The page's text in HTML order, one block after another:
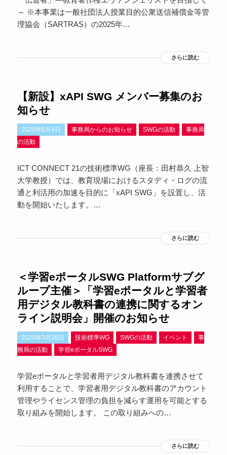
～ ※本事業は一般社団法人授業目的公衆送信補償金等管
理協会（SARTRAS）の2025年…
さらに読む
【新設】xAPI SWG メンバー募集のお
知らせ
2025年6月4日 事務局からのお知らせ SWGの活動
事務局
の活動
ICT CONNECT 21の技術標準WG（座長：田村恭久 上智
大学教授）では、教育現場におけるスタディ・ログの流
通と利活用の加速を目的に「xAPI SWG」を設置し、活
動を開始いたします。…
さらに読む
＜学習eポータルSWG Platformサブグ
ループ主催＞「学習eポータルと学習者
用デジタル教科書の連携に関するオン
ライン説明会」開催のお知らせ
2025年3月28日 技術標準WG SWGの活動 イベント
事
務局の活動
学習eポータルSWG
学習eポータルと学習者用デジタル教科書を連携させて
利用することで、学習者用デジタル教科書のアカウント
管理やライセンス管理の負担を減らす運用を可能とする
取り組みを開始します。 この取り組みへの…
さらに読む